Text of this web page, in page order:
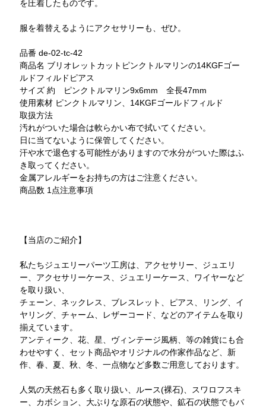
を圧着したものです。
服を着替えるようにアクセサリーも、ぜひ。
品番 de-02-tc-42
商品名 ブリオレットカットピンクトルマリンの14KGFゴー
ルドフィルドピアス
サイズ 約 ピンクトルマリン9x6mm 全長47mm
使用素材 ピンクトルマリン、14KGFゴールドフィルド
取扱方法
汚れがついた場合は軟らかい布で拭いてください。
日に当てないように保管してください。
汗や水で退色する可能性がありますので水分がついた際はふ
き取ってください。
金属アレルギーをお持ちの方はご注意ください。
商品数 1点注意事項
【当店のご紹介】
私たちジュエリーパーツ工房は、アクセサリー、ジュエリ
ー、アクセサリーケース、ジュエリーケース、ワイヤーなど
を取り扱い、
チェーン、ネックレス、ブレスレット、ピアス、リング、イ
ヤリング、チャーム、レザーコード、などのアイテムを取り
揃えています。
アンティーク、花、星、ヴィンテージ風柄、等の雑貨にも合
わせやすく、セット商品やオリジナルの作家作品など、新
作、春、夏、秋、冬、一点物など多数ご用意しております。
人気の天然石も多く取り扱い、ルース(裸石)、スワロフスキ
ー、カボション、大ぶりな原石の状態や、鉱石の状態でもバ